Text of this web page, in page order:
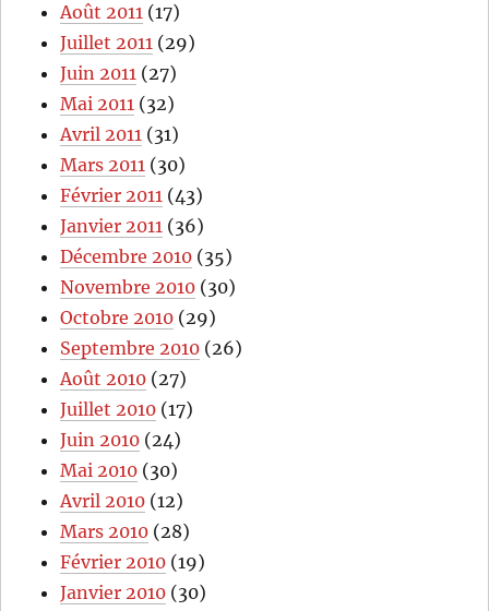
Août 2011 (17)
Juillet 2011 (29)
Juin 2011 (27)
Mai 2011 (32)
Avril 2011 (31)
Mars 2011 (30)
Février 2011 (43)
Janvier 2011 (36)
Décembre 2010 (35)
Novembre 2010 (30)
Octobre 2010 (29)
Septembre 2010 (26)
Août 2010 (27)
Juillet 2010 (17)
Juin 2010 (24)
Mai 2010 (30)
Avril 2010 (12)
Mars 2010 (28)
Février 2010 (19)
Janvier 2010 (30)